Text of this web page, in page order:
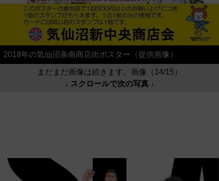
2018年の気仙沼条南商店街ポスター（提供画像）
まだまだ画像は続きます。画像（14/15）
↓ スクロールで次の写真 ↓